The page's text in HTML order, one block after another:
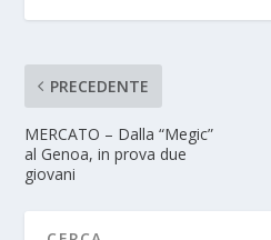
PRECEDENTE
MERCATO – Dalla “Megic”
al Genoa, in prova due
giovani